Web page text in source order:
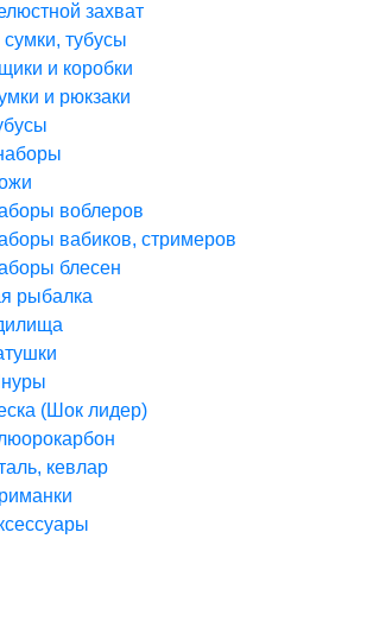
захват
тубусы
и коробки
и рюкзаки
воблеров
вабиков, стримеров
блесен
рыбалка
(Шок лидер)
кевлар